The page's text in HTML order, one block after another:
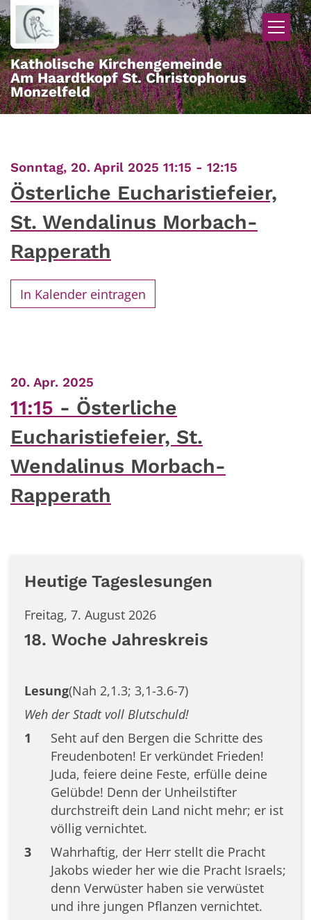
Zum Inhalt springen
Katholische Kirchengemeinde
Am Haardtkopf St. Christophorus
Monzelfeld
Sonntag, 20. April 2025 11:15 - 12:15
Österliche Eucharistiefeier,
St. Wendalinus Morbach-
Rapperath
In Kalender eintragen
20. Apr. 2025
11:15
Österliche
Eucharistiefeier, St.
Wendalinus Morbach-
Rapperath
Heutige Tageslesungen
Freitag, 7. August 2026
18. Woche Jahreskreis
Lesung(Nah 2,1.3; 3,1-3.6-7)
Weh der Stadt voll Blutschuld!
1
Seht auf den Bergen die Schritte des
Freudenboten! Er verkündet Frieden!
Juda, feiere deine Feste, erfülle deine
Gelübde! Denn der Unheilstifter
durchstreift dein Land nicht mehr; er ist
völlig vernichtet.
3
Wahrhaftig, der Herr stellt die Pracht
Jakobs wieder her wie die Pracht Israels;
denn Verwüster haben sie verwüstet
und ihre jungen Pflanzen vernichtet.